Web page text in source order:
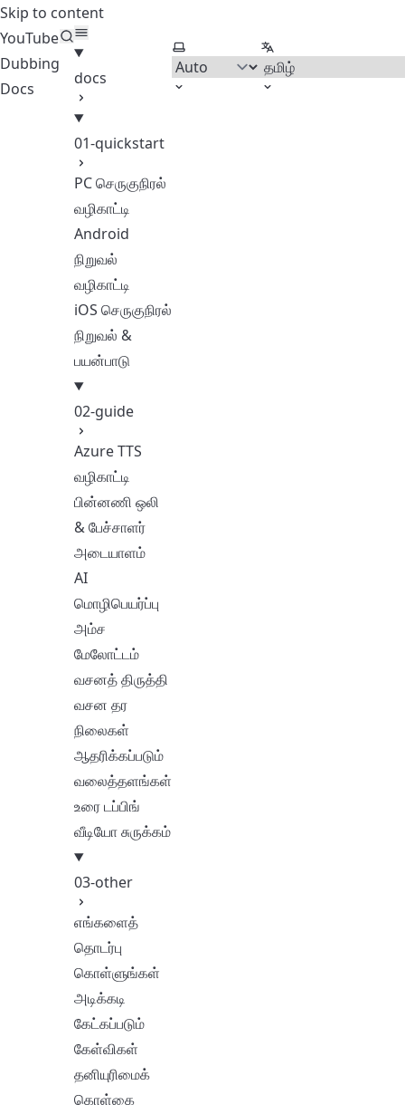
Skip to content
YouTube
Dubbing
Docs
docs
01-quickstart
PC செருகுநிரல்
வழிகாட்டி
Android
நிறுவல்
வழிகாட்டி
iOS செருகுநிரல்
நிறுவல் &
பயன்பாடு
02-guide
Azure TTS
வழிகாட்டி
பின்னணி ஒலி
& பேச்சாளர்
அடையாளம்
AI
மொழிபெயர்ப்பு
அம்ச
மேலோட்டம்
வசனத் திருத்தி
வசன தர
நிலைகள்
ஆதரிக்கப்படும்
வலைத்தளங்கள்
உரை டப்பிங்
வீடியோ சுருக்கம்
03-other
எங்களைத்
தொடர்பு
கொள்ளுங்கள்
அடிக்கடி
கேட்கப்படும்
கேள்விகள்
தனியுரிமைக்
கொள்கை
Select themeSelect language